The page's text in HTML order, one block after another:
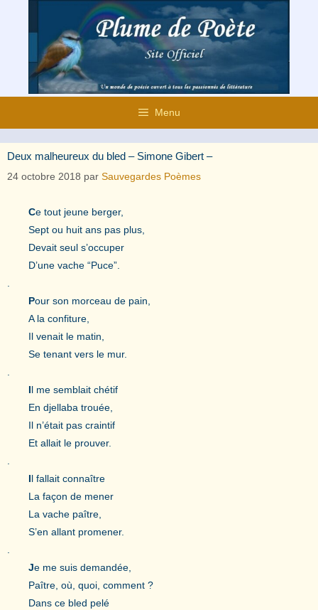
contenu
Menu
Deux malheureux du bled – Simone Gibert –
24 octobre 2018 par Sauvegardes Poèmes
Ce tout jeune berger,
Sept ou huit ans pas plus,
Devait seul s’occuper
D’une vache “Puce”.
Pour son morceau de pain,
A la confiture,
Il venait le matin,
Se tenant vers le mur.
Il me semblait chétif
En djellaba trouée,
Il n’était pas craintif
Et allait le prouver.
Il fallait connaître
La façon de mener
La vache paître,
S’en allant promener.
Je me suis demandée,
Paître, où, quoi, comment ?
Dans ce bled pelé